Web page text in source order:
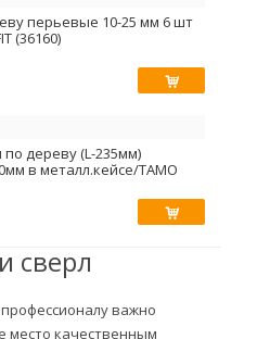
перьевые 10-25 мм 6 шт
(36160)
дереву (L-235мм)
в металл.кейсе/TAMO
сверл
важно
место качественным